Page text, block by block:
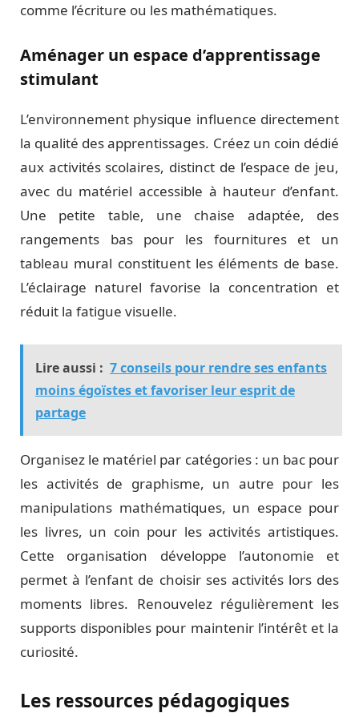
comme l’écriture ou les mathématiques.
Aménager un espace d’apprentissage
stimulant
L’environnement physique influence directement
la qualité des apprentissages. Créez un coin dédié
aux activités scolaires, distinct de l’espace de jeu,
avec du matériel accessible à hauteur d’enfant.
Une petite table, une chaise adaptée, des
rangements bas pour les fournitures et un
tableau mural constituent les éléments de base.
L’éclairage naturel favorise la concentration et
réduit la fatigue visuelle.
Lire aussi : 7 conseils pour rendre ses enfants
moins égoïstes et favoriser leur esprit de
partage
Organisez le matériel par catégories : un bac pour
les activités de graphisme, un autre pour les
manipulations mathématiques, un espace pour
les livres, un coin pour les activités artistiques.
Cette organisation développe l’autonomie et
permet à l’enfant de choisir ses activités lors des
moments libres. Renouvelez régulièrement les
supports disponibles pour maintenir l’intérêt et la
curiosité.
Les ressources pédagogiques